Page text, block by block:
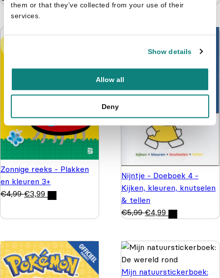
them or that they’ve collected from your use of their
services.
Show details
Allow all
Deny
Zonnige reeks - Plakken
en kleuren 3+
€4,99 €3,99
Nijntje - Doeboek 4 -
Kijken, kleuren, knutselen
& tellen
€5,99 €4,99
Mijn natuurstickerboek: